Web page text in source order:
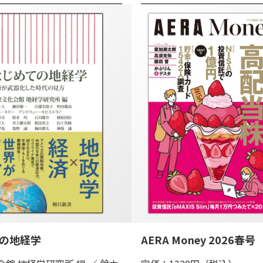
地経学 AERA Money 2026春号